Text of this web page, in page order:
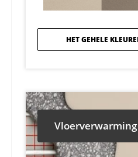
HET GEHELE